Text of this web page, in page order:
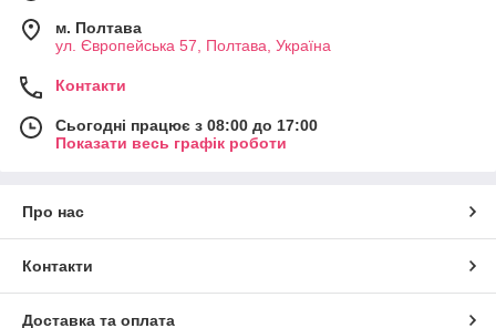
м. Полтава
ул. Європейська 57, Полтава, Україна
Контакти
Сьогодні працює з 08:00 до 17:00
Показати весь графік роботи
Про нас
Контакти
Доставка та оплата